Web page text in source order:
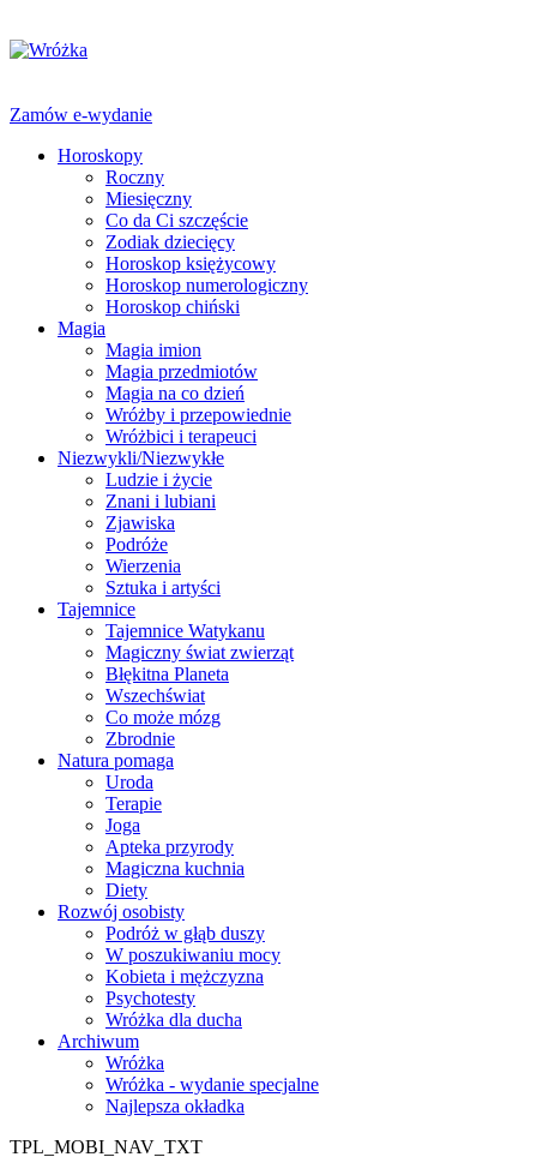
Zamów e-wydanie
Horoskopy
Roczny
Miesięczny
Co da Ci szczęście
Zodiak dziecięcy
Horoskop księżycowy
Horoskop numerologiczny
Horoskop chiński
Magia
Magia imion
Magia przedmiotów
Magia na co dzień
Wróżby i przepowiednie
Wróżbici i terapeuci
Niezwykli/Niezwykłe
Ludzie i życie
Znani i lubiani
Zjawiska
Podróże
Wierzenia
Sztuka i artyści
Tajemnice
Tajemnice Watykanu
Magiczny świat zwierząt
Błękitna Planeta
Wszechświat
Co może mózg
Zbrodnie
Natura pomaga
Uroda
Terapie
Joga
Apteka przyrody
Magiczna kuchnia
Diety
Rozwój osobisty
Podróż w głąb duszy
W poszukiwaniu mocy
Kobieta i mężczyzna
Psychotesty
Wróżka dla ducha
Archiwum
Wróżka
Wróżka - wydanie specjalne
Najlepsza okładka
TPL_MOBI_NAV_TXT